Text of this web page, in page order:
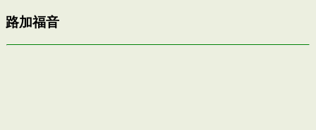
路加福音